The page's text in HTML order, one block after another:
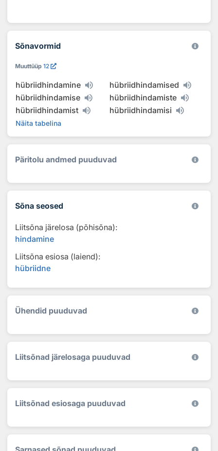
Sõnavormid
Muuttüüp 12
hübriidhindamine
hübriidhindamised
hübriidhindamise
hübriidhindamiste
hübriidhindamist
hübriidhindamisi
Näita tabelina
Päritolu andmed puuduvad
Sõna seosed
Liitsõna järelosa (põhisõna):
hindamine
Liitsõna esiosa (laiend):
hübriidne
Ühendid puuduvad
Liitsõnad järelosaga puuduvad
Liitsõnad esiosaga puuduvad